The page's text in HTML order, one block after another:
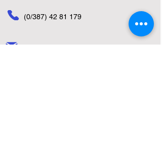
(0/387) 42 81 179
pastorcitasalta@arnet.com.ar